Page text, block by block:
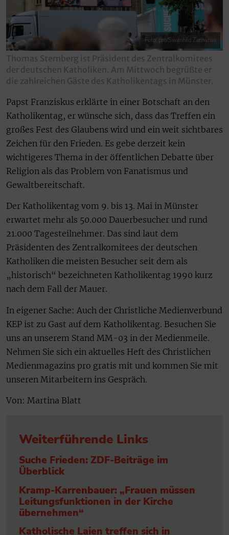
Foto: pro/Swanhild Zacharias
Thomas Sternberg ist Präsident des Zentralkomitees
der deutschen Katholiken. Am Mittwoch begrüßte er
die zahlreichen Gäste des Katholikentags in Münster.
Papst Franziskus erklärte in einer Botschaft an den
Katholikentag, er wünsche sich, dass das Treffen ein
großes Fest des Glaubens wird und ein weit sichtbares
Zeichen für den Frieden. Es gebe derzeit kein
wichtigeres Thema in der öffentlichen Debatte über
Religion als das Problem von Fanatismus und
Gewaltbereitschaft.
Der Katholikentag vom 9. bis 13. Mai in Münster
erwartet mehr als 50.000 Dauerbesucher und rund
21.000 Tagesteilnehmer. Das sind laut dem
Präsidenten des Zentralkomitees der deutschen
Katholiken die meisten Besucher seit dem als
„historisch“ bezeichneten Katholikentag 1990 kurz
nach dem Fall der Mauer.
In eigener Sache: Auch der Christliche Medienverbund
KEP ist zu Gast auf dem Katholikentag. Besuchen Sie
uns an unserem Stand MM-03 in der Medienmeile.
Nehmen Sie sich ein aktuelles Heft des Christlichen
Medienmagazins pro gratis mit und kommen Sie mit
unseren Mitarbeitern ins Gespräch.
Von: Martina Blatt
Weiterführende Links
Suche Frieden: ZDF-Beiträge im
Überblick
Kramp-Karrenbauer: „Frauen müssen
Leitungsfunktionen in der Kirche
übernehmen“
Katholische Laien treffen sich in